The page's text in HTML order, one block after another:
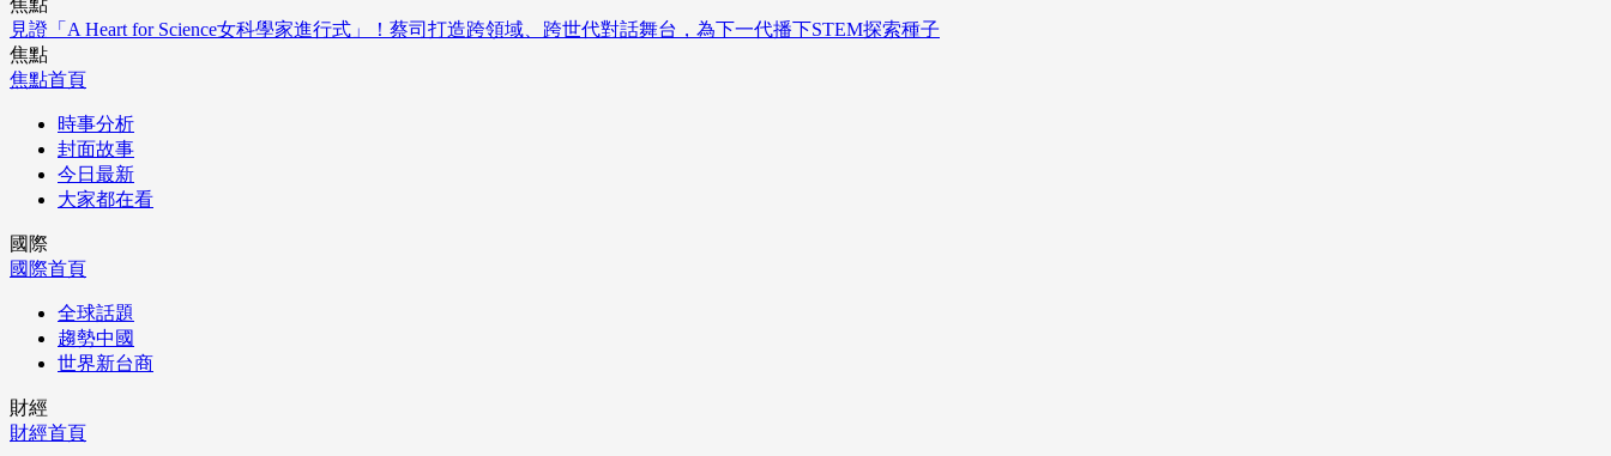
焦點
見證「A Heart for Science女科學家進行式」！蔡司打造跨領域、跨世代對話舞台，為下一代播下STEM探索種子
焦點
焦點首頁
時事分析
封面故事
今日最新
大家都在看
國際
國際首頁
全球話題
趨勢中國
世界新台商
財經
財經首頁